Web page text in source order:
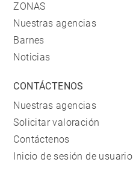
ZONAS
Nuestras agencias
Barnes
Noticias
CONTÁCTENOS
Nuestras agencias
Solicitar valoración
Contáctenos
Inicio de sesión de usuario